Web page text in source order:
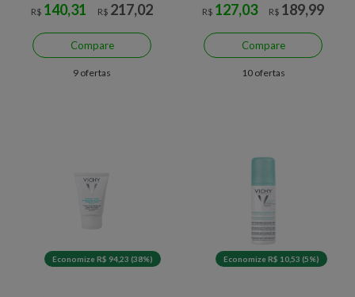
R$ 140,31
R$ 217,02
Compare
9 ofertas
R$ 127,03
R$ 189,99
Compare
10 ofertas
Economize R$ 94,23 (38%) Economize R$ 10,53 (5%)